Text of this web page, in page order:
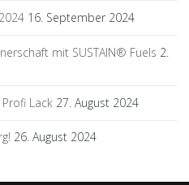
16. September 2024
mit SUSTAIN® Fuels 2.
Lack 27. August 2024
26. August 2024